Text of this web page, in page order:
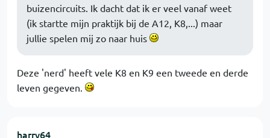
buizencircuits. Ik dacht dat ik er veel vanaf weet
(ik startte mijn praktijk bij de A12, K8,...) maar
jullie spelen mij zo naar huis
Deze 'nerd' heeft vele K8 en K9 een tweede en derde
leven gegeven.
harry64